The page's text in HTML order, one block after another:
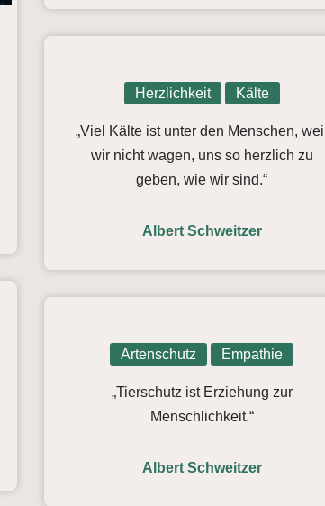
Herzlichkeit
Kälte
„Viel Kälte ist unter den Menschen, weil
wir nicht wagen, uns so herzlich zu
geben, wie wir sind.“
Albert Schweitzer
Artenschutz Empathie
„Tierschutz ist Erziehung zur
Menschlichkeit.“
Albert Schweitzer